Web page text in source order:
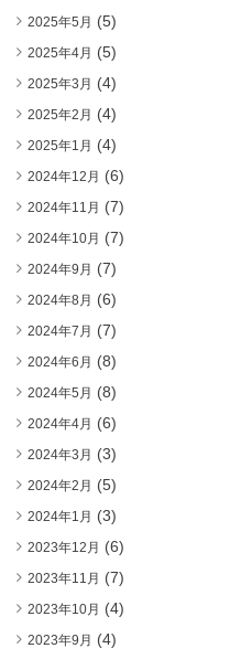
2025年5月 (5)
2025年4月 (5)
2025年3月 (4)
2025年2月 (4)
2025年1月 (4)
2024年12月 (6)
2024年11月 (7)
2024年10月 (7)
2024年9月 (7)
2024年8月 (6)
2024年7月 (7)
2024年6月 (8)
2024年5月 (8)
2024年4月 (6)
2024年3月 (3)
2024年2月 (5)
2024年1月 (3)
2023年12月 (6)
2023年11月 (7)
2023年10月 (4)
2023年9月 (4)